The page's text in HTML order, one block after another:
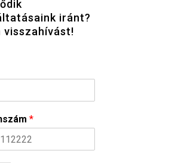
iránt?
visszahívást!
*